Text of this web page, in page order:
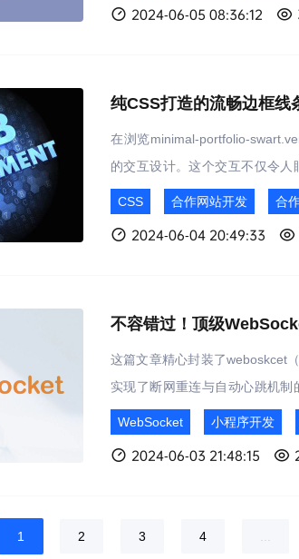
2024-06-05 08:36:12
纯CSS打造的流畅边框线
在浏览minimal-portfolio-
的交互设计。这个交互不仅令人
说，如上图所展示，卡片上有一
CSS 合作网站开发 合
2024-06-04 20:49:33
这篇文章精心封装了weboskcet
实现了断网重连与自动心跳机制
时，这款封装完全遵循原生
WebSocket 小程序开发
2024-06-03 21:48:15
1 2 3 4